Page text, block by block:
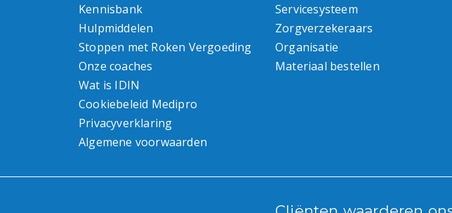
Kennisbank
Hulpmiddelen
Stoppen met Roken Vergoeding
Onze coaches
Wat is IDIN
Cookiebeleid Medipro
Privacyverklaring
Algemene voorwaarden
Servicesysteem
Zorgverzekeraars
Organisatie
Materiaal bestellen